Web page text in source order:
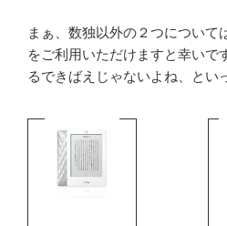
まぁ、数独以外の２つについて
をご利用いただけますと幸いで
るできばえじゃないよね、とい